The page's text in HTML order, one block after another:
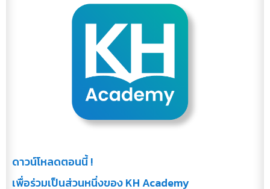
ดาวน์โหลดตอนนี้ !
เพื่อร่วมเป็นส่วนหนึ่งของ KH Academy